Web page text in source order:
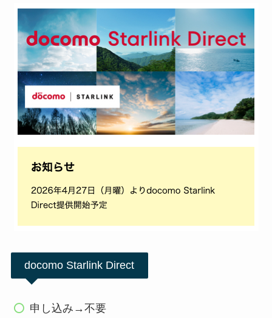
docomo Starlink Direct
申し込み→不要